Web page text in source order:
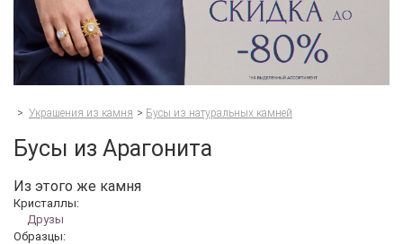
> Украшения из камня > Бусы из натуральных камней
Бусы из Арагонита
Из этого же камня
Кристаллы:
Друзы
Образцы: